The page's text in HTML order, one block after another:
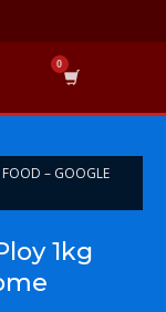
FOOD – GOOGLE
1kg